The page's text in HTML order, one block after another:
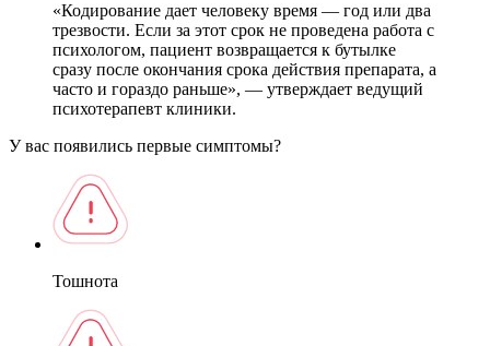
«Кодирование дает человеку время — год или два
трезвости. Если за этот срок не проведена работа с
психологом, пациент возвращается к бутылке
сразу после окончания срока действия препарата, а
часто и гораздо раньше», — утверждает ведущий
психотерапевт клиники.
У вас появились первые симптомы?
Тошнота